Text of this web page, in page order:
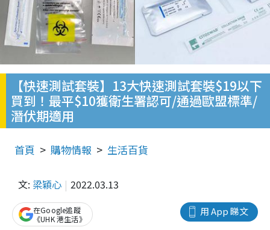
【快速測試套裝】13大快速測試套裝$19以下
買到！最平$10獲衛生署認可/通過歐盟標準/
潛伏期適用
首頁 購物情報 生活百貨
文: 梁穎心 2022.03.13
用 App 睇文
在Google追蹤
《UHK 港生活》